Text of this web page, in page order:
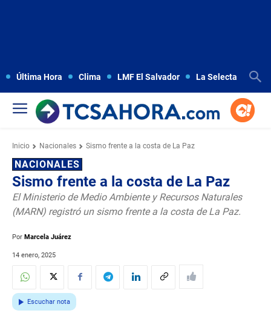
Última Hora Clima LMF El Salvador La Selecta
Inicio Nacionales Sismo frente a la costa de La Paz
NACIONALES
Sismo frente a la costa de La Paz
El Ministerio de Medio Ambiente y Recursos Naturales
(MARN) registró un sismo frente a la costa de La Paz.
Por Marcela Juárez
14 enero, 2025
Escuchar nota